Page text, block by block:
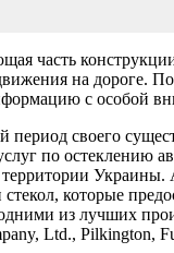
часть
на дороге.
с особой
период своего
по остеклению
Украины.
которые
из лучших
Ltd., Pilkington,